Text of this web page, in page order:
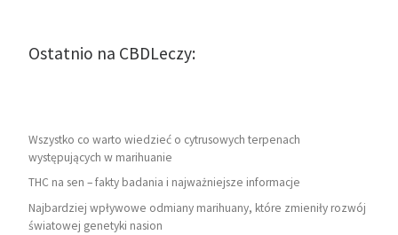
Ostatnio na CBDLeczy:
Wszystko co warto wiedzieć o cytrusowych terpenach
występujących w marihuanie
THC na sen – fakty badania i najważniejsze informacje
Najbardziej wpływowe odmiany marihuany, które zmieniły rozwój
światowej genetyki nasion